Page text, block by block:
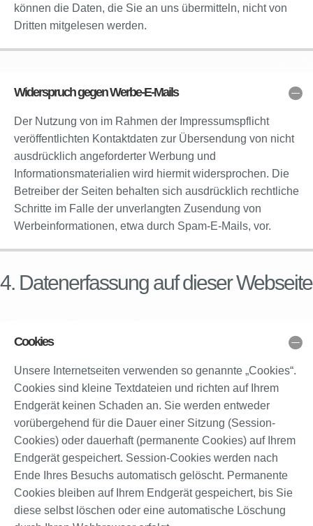
können die Daten, die Sie an uns übermitteln, nicht von
Dritten mitgelesen werden.
Widerspruch gegen Werbe-E-Mails
Der Nutzung von im Rahmen der Impressumspflicht
veröffentlichten Kontaktdaten zur Übersendung von nicht
ausdrücklich angeforderter Werbung und
Informationsmaterialien wird hiermit widersprochen. Die
Betreiber der Seiten behalten sich ausdrücklich rechtliche
Schritte im Falle der unverlangten Zusendung von
Werbeinformationen, etwa durch Spam-E-Mails, vor.
4. Datenerfassung auf dieser Webseite
Cookies
Unsere Internetseiten verwenden so genannte „Cookies“.
Cookies sind kleine Textdateien und richten auf Ihrem
Endgerät keinen Schaden an. Sie werden entweder
vorübergehend für die Dauer einer Sitzung (Session-
Cookies) oder dauerhaft (permanente Cookies) auf Ihrem
Endgerät gespeichert. Session-Cookies werden nach
Ende Ihres Besuchs automatisch gelöscht. Permanente
Cookies bleiben auf Ihrem Endgerät gespeichert, bis Sie
diese selbst löschen oder eine automatische Löschung